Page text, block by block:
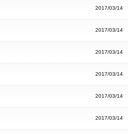
2017/03/14
2017/03/14
2017/03/14
2017/03/14
2017/03/14
2017/03/14